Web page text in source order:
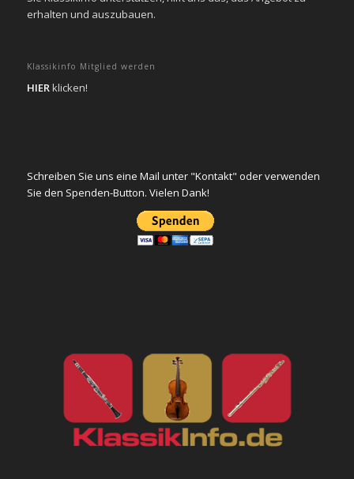
erhalten und auszubauen.
Klassikinfo Mitglied werden
HIER klicken!
Schreiben Sie uns eine Mail unter "Kontakt" oder verwenden
Sie den Spenden-Button. Vielen Dank!